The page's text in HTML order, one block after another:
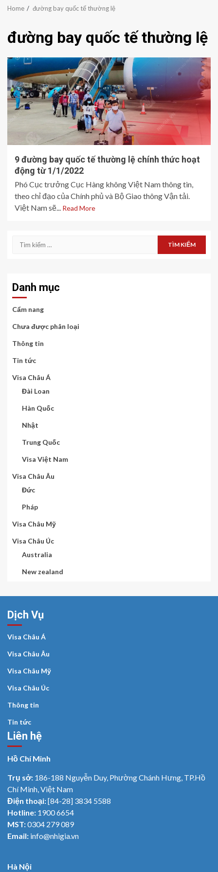
Home đường bay quốc tế thường lệ
đường bay quốc tế thường lệ
9 đường bay quốc tế thường lệ chính thức hoạt
động từ 1/1/2022
Phó Cục trưởng Cục Hàng không Việt Nam thông tin,
theo chỉ đạo của Chính phủ và Bộ Giao thông Vận tải.
Việt Nam sẽ... Read More
Tìm
Danh mục
Cẩm nang
Chưa được phân loại
Thông tin
Tin tức
Visa Châu Á
Đài Loan
Hàn Quốc
Nhật
Trung Quốc
Visa Việt Nam
Visa Châu Âu
Đức
Pháp
Visa Châu Mỹ
Visa Châu Úc
Australia
New zealand
Dịch Vụ
Visa Châu Á
Visa Châu Âu
Visa Châu Mỹ
Visa Châu Úc
Thông tin
Tin tức
Liên hệ
Hồ Chí Minh
Trụ sở: 186-188 Nguyễn Duy, Phường Chánh Hưng, TP.Hồ
Chí Minh, Việt Nam
Điện thoại:[84-28] 3834 5588
Hotline: 1900 6654
MST:0304 279 089
Email: info@nhigia.vn
Hà Nội